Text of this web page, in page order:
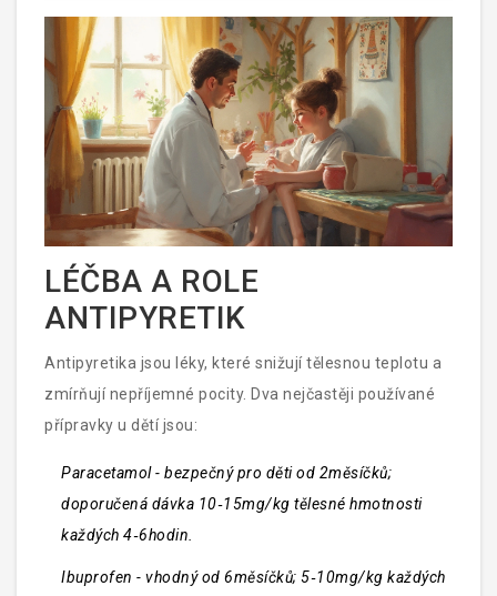
LÉČBA A ROLE
ANTIPYRETIK
Antipyretika jsou léky, které snižují tělesnou teplotu a
zmírňují nepříjemné pocity. Dva nejčastěji používané
přípravky u dětí jsou:
Paracetamol- bezpečný pro děti od 2měsíčků;
doporučená dávka 10‑15mg/kg tělesné hmotnosti
každých 4‑6hodin.
Ibuprofen - vhodný od 6měsíčků; 5‑10mg/kg každých